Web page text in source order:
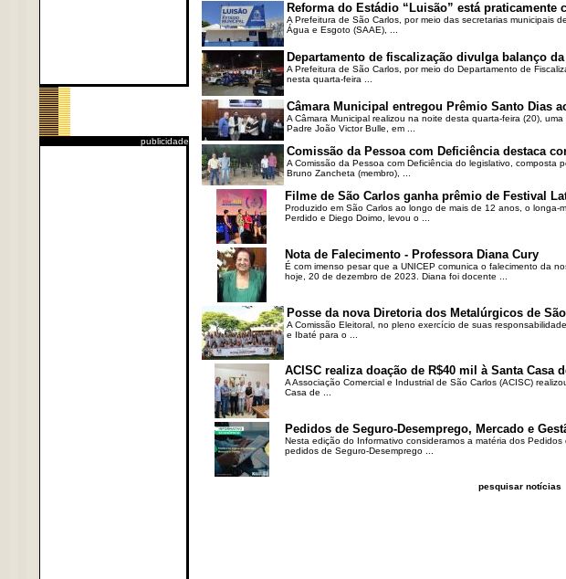
publicidade
Reforma do Estádio “Luisão” está praticamente
A Prefeitura de São Carlos, por meio das secretarias municipais
Água e Esgoto (SAAE), ...
Departamento de fiscalização divulga balanço
A Prefeitura de São Carlos, por meio do Departamento de
nesta quarta-feira ...
Câmara Municipal entregou Prêmio Santo Dias
A Câmara Municipal realizou na noite desta quarta-feira (20),
Padre João Victor Bulle, em ...
Comissão da Pessoa com Deficiência destaca
A Comissão da Pessoa com Deficiência do legislativo, composta
Bruno Zancheta (membro), ...
Filme de São Carlos ganha prêmio de Festival
Produzido em São Carlos ao longo de mais de 12 anos, o longa-
Perdido e Diego Doimo, levou o ...
Nota de Falecimento - Professora Diana Cury
É com imenso pesar que a UNICEP comunica o falecimento da
hoje, 20 de dezembro de 2023. Diana foi docente ...
Posse da nova Diretoria dos Metalúrgicos de
A Comissão Eleitoral, no pleno exercício de suas
e Ibaté para o ...
ACISC realiza doação de R$40 mil à Santa Casa
A Associação Comercial e Industrial de São Carlos (ACISC)
Casa de ...
Pedidos de Seguro-Desemprego, Mercado e
Nesta edição do Informativo consideramos a matéria dos
pedidos de Seguro-Desemprego ...
pesquisar notícias